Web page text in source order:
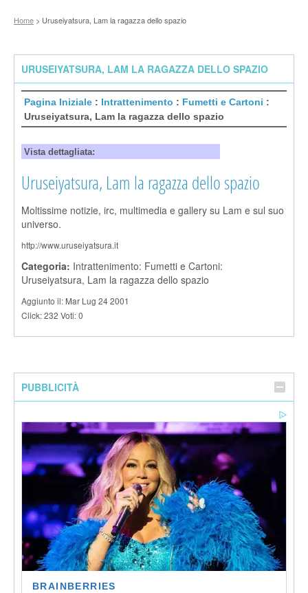
Home > Uruseiyatsura, Lam la ragazza dello spazio
URUSEIYATSURA, LAM LA RAGAZZA DELLO SPAZIO
Pagina Iniziale : Intrattenimento : Fumetti e Cartoni :
Uruseiyatsura, Lam la ragazza dello spazio
Vista dettagliata:
Uruseiyatsura, Lam la ragazza dello spazio
Moltissime notizie, irc, multimedia e gallery su Lam e sul suo
universo.
http://www.uruseiyatsura.it
Categoria: Intrattenimento: Fumetti e Cartoni:
Uruseiyatsura, Lam la ragazza dello spazio
Aggiunto il: Mar Lug 24 2001
Click: 232 Voti: 0
PUBBLICITÀ